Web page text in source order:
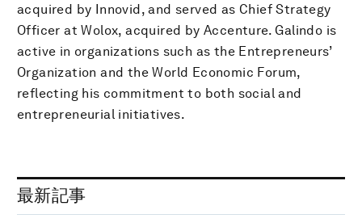
acquired by Innovid, and served as Chief Strategy
Officer at Wolox, acquired by Accenture. Galindo is
active in organizations such as the Entrepreneurs’
Organization and the World Economic Forum,
reflecting his commitment to both social and
entrepreneurial initiatives.
最新記事